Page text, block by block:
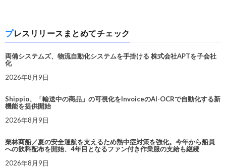
プレスリリースまとめてチェック
両備システムズ、物流自動化システムを手掛ける 株式会社APTを子会社
化
2026年8月9日
Shippio、「輸送中の商品」の可視化をInvoiceのAI-OCRで自動化する新
機能を提供開始
2026年8月9日
栗林商船／夏の安全運航を支えるため熱中症対策を強化。今年から船員
への飲料配布を開始、4年目となるファン付き作業服の支給も継続
2026年8月9日